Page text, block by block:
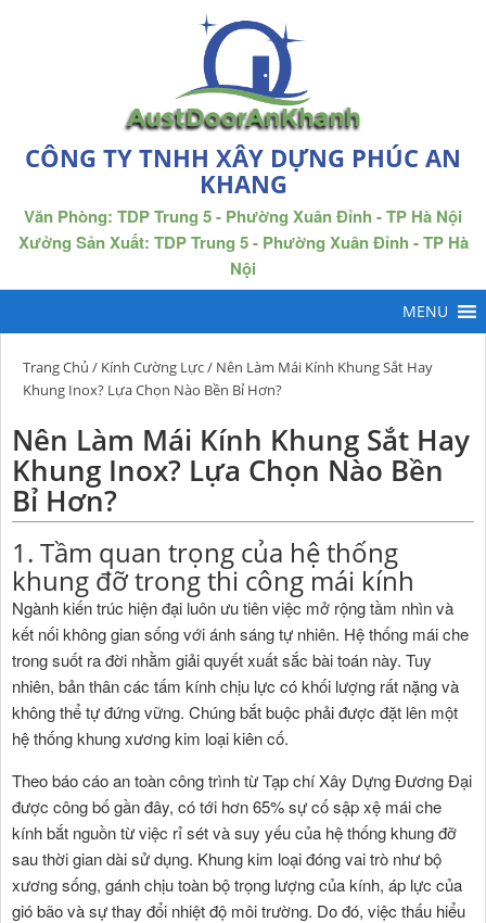
CÔNG TY TNHH XÂY DỰNG PHÚC AN
KHANG
Văn Phòng: TDP Trung 5 - Phường Xuân Đỉnh - TP Hà Nội
Xưởng Sản Xuất: TDP Trung 5 - Phường Xuân Đỉnh - TP Hà
Nội
Trang Chủ / Kính Cường Lực/ Nên Làm Mái Kính Khung Sắt Hay
Khung Inox? Lựa Chọn Nào Bền Bỉ Hơn?
Nên Làm Mái Kính Khung Sắt Hay
Khung Inox? Lựa Chọn Nào Bền
Bỉ Hơn?
1. Tầm quan trọng của hệ thống
khung đỡ trong thi công mái kính
Ngànhkiến trúc hiện đại luôn ưu tiên việc mở rộng tầm nhìn và
kết nối không gian sống với ánh sáng tự nhiên. Hệ thống mái che
trong suốt ra đời nhằm giải quyết xuất sắc bài toán này. Tuy
nhiên, bản thân các tấm kính chịu lực có khối lượng rất nặng và
không thể tự đứng vững. Chúng bắt buộc phải được đặt lên một
hệ thống khung xương kim loại kiên cố.
Theo báo cáo an toàn công trình từ Tạp chí Xây Dựng Đương Đại
được công bố gần đây, có tới hơn 65% sự cố sập xệ mái che
kính bắt nguồn từ việc rỉ sét và suy yếu của hệ thống khung đỡ
sau thời gian dài sử dụng. Khung kim loại đóng vai trò như bộ
xương sống, gánh chịu toàn bộ trọng lượng của kính, áp lực của
gió bão và sự thay đổi nhiệt độ môi trường. Do đó, việc thấu hiểu